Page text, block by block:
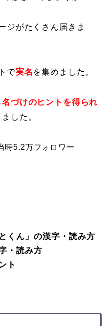
ジがたくさん届きま
で実名 を集めました。
名づけのヒントを得られ
した。
時5.2万フォロワー
くん」の漢字・読み方
・読み方
ト